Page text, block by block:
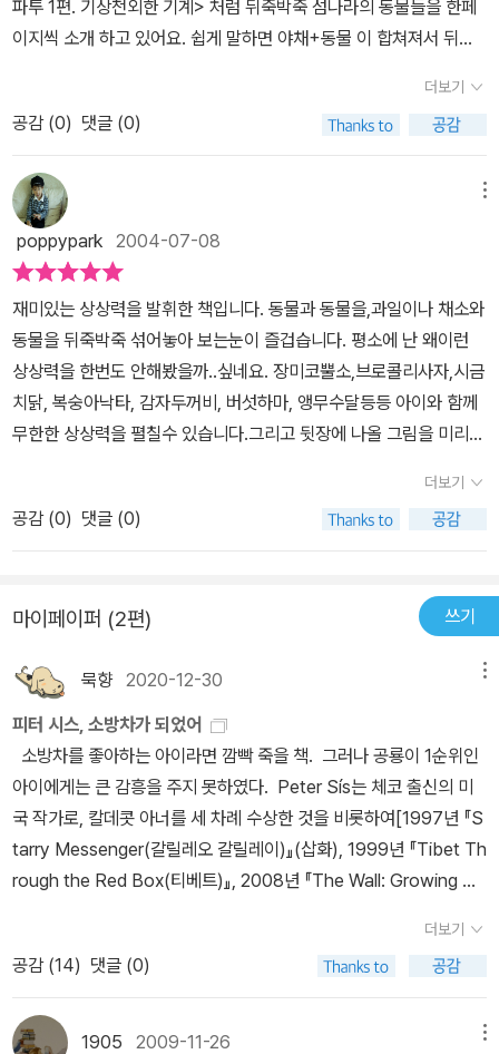
파투 1편. 기상천외한 기계> 처럼 뒤죽박죽 섬나라의 동물들을 한페
이지씩 소개 하고 있어요. 쉽게 말하면 야채+동물 이 합쳐져서 뒤죽
책 전체가 약간 판화로 찍어 낸듯한 그림이예요. 그리고 우리가 잘 들
어보지 못한 동물과 채소들의 이름들이 있어요. 아무래도 외국 작가
의 책이다 보니. 우리에게 익숙한 사자 토끼 이런것 보다는 피튜니아.
호저. 순무. 다랑어. 홍관조 이런 것들이요. 글밥은 7살 아들이 스스
로 한권 정도는 읽을수 있을 정도의 글밥이예요. 엄마가 전체를 읽어
주면 입에 침이 마늘 정도의 글밥^^아무래도 한페이지에 한 동물씩
있으니. 이해 하기가 쉬워서 그럴거예요.그림 만으로도 충분히 아이
들의 이야기 거리가 되지만 엄마의 눈으로는 글도 참 맘에 드네요. 뒤
죽박죽 섬나라의 동물들에 대해 장점을 칭찬해주는 느낌의 글이예요.
아이들 눈으로 보기엔 참 우스꽝 스러운 모습의 동물들인데요글을
읽어주면 아.. 이런 모습에 좋은점이 있구나 하고~ 말을 하더라구
요. 바나나 아나콘다를 만들어 가져온 딸바나나를 좋아하는 아이다
보니 바나나 아나콘다가 제일 재미있었나 봐요. 그러다가 저 착착블
럭을 하나하나 분리 하더니 그릇에 담아..' 엄마 뱀국이예요~ 드세요
데요. 그 동안 빛을 보지 못했을까요?아니면 제가 몰랐었을까요? 우
리 아이들이 참 재미있고 좋아하는 종류의 책인데요.
더보기
공감 (0) 댓글 (0)
poppypark 2004-07-08
재미있는 상상력을 발휘한 책입니다. 동물과 동물을,과일이나 채소와
동물을 뒤죽박죽 섞어놓아 보는눈이 즐겁습니다. 평소에 난 왜이런
상상력을 한번도 안해봤을까..싶네요. 장미코뿔소,브로콜리사자,시금
치닭, 복숭아낙타, 감자두꺼비, 버섯하마, 앵무수달등등 아이와 함께
무한한 상상력을 펼칠수 있습니다.그리고 뒷장에 나올 그림을 미리알
있는 그림과 함께 글은 40여편의 시집을 쓴 잭 프렐류트스키가 써서
아주 시적입니다.한장씩 넘길때마다 시를 하나씩 읽는듯한 느낌입니
다. 유아들이 읽기에는 내용이 긴편에 속하기 때문에 조금더 커야 시
있는 그림때문이겠죠.책을 보는 내내 신기해하며 재미있어하는건 저
더보기
공감 (0) 댓글 (0)
마이페이퍼 (2편) 쓰기
묵향2020-12-30
피터 시스, 소방차가 되었어
소방차를 좋아하는 아이라면 깜빡 죽을 책. 그러나 공룡이 1순위인
아이에게는 큰 감흥을 주지 못하였다. Peter Sís는 체코 출신의 미
국 작가로, 칼데콧 아너를 세 차례 수상한 것을 비롯하여[1997년 『S
tarry Messenger(갈릴레오 갈릴레이)』(삽화), 1999년 『Tibet Th
rough the Red Box(티베트)』, 2008년 『The Wall: Growing Up
ne T. MacArthur 재단의 MacArthur Fellowship, 2012년 안데
르센상, 2015년 NSK Neustadt Prize 등을 수상한 유명 작가이
다. 영문 위키에는 나오지 않지만, 『The Tree of Life: A Book De
picting the Life of Charles Darwin, Naturalist, Geologist, an
더보기
공감 (14) 댓글 (0)
1905 2009-11-26